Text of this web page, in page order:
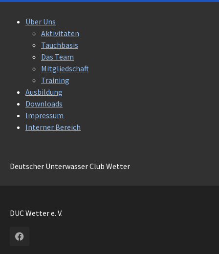
Über Uns
Aktivitäten
Tauchbasis
Das Team
Mitgliedschaft
Training
Ausbildung
Downloads
Impressum
Interner Bereich
Deutscher Unterwasser Club Wetter
DUC Wetter e. V.
Facebook